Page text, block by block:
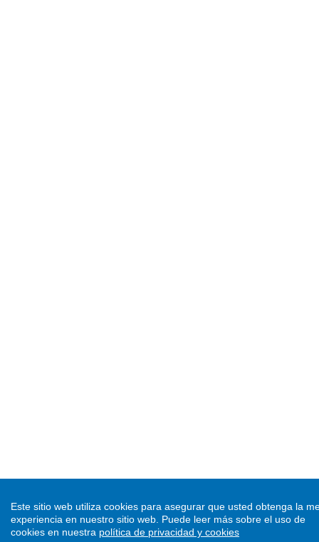
Este sitio web utiliza cookies para asegurar que usted obtenga la
experiencia en nuestro sitio web. Puede leer más sobre el uso de
cookies en nuestra política de privacidad y cookies